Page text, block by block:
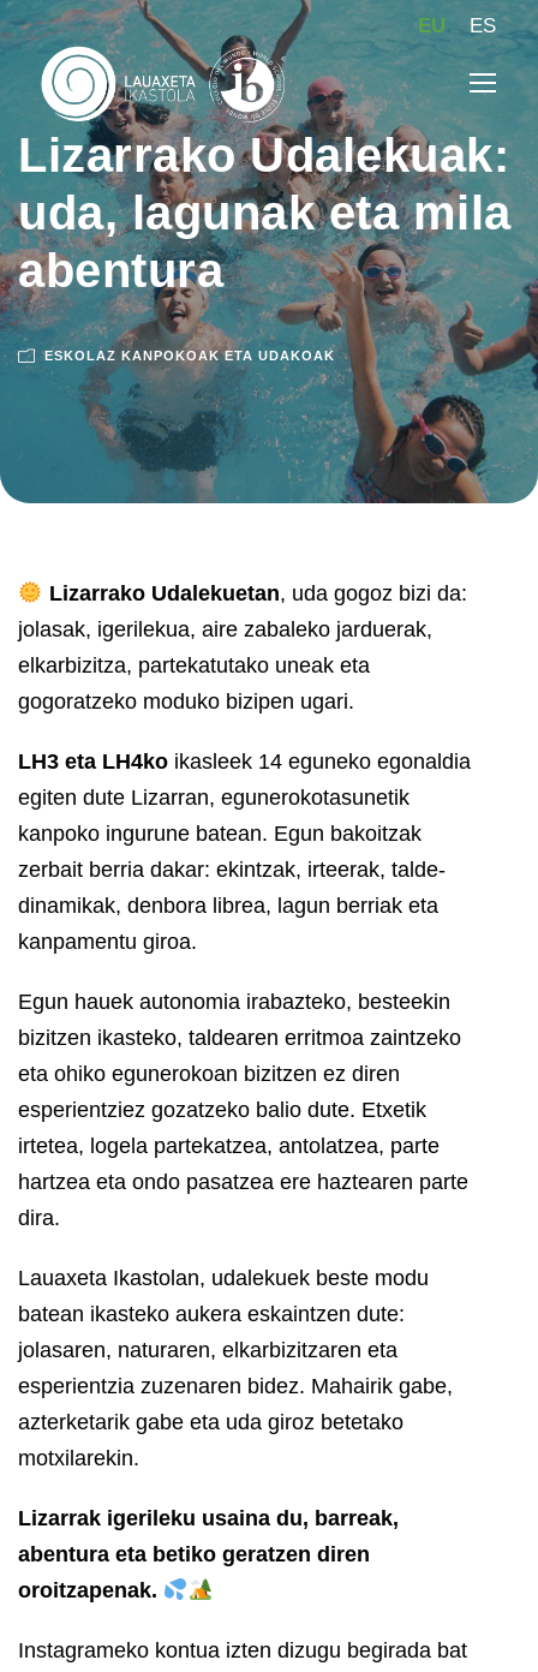
EU ES
Lizarrako Udalekuak:
uda, lagunak eta mila
abentura
ESKOLAZ KANPOKOAK ETA UDAKOAK
Lizarrako Udalekuetan, uda gogoz bizi da:
jolasak, igerilekua, aire zabaleko jarduerak,
elkarbizitza, partekatutako uneak eta
gogoratzeko moduko bizipen ugari.
LH3 eta LH4ko ikasleek 14 eguneko egonaldia
egiten dute Lizarran, egunerokotasunetik
kanpoko ingurune batean. Egun bakoitzak
zerbait berria dakar: ekintzak, irteerak, talde-
dinamikak, denbora librea, lagun berriak eta
kanpamentu giroa.
Egun hauek autonomia irabazteko, besteekin
bizitzen ikasteko, taldearen erritmoa zaintzeko
eta ohiko egunerokoan bizitzen ez diren
esperientziez gozatzeko balio dute. Etxetik
irtetea, logela partekatzea, antolatzea, parte
hartzea eta ondo pasatzea ere haztearen parte
dira.
Lauaxeta Ikastolan, udalekuek beste modu
batean ikasteko aukera eskaintzen dute:
jolasaren, naturaren, elkarbizitzaren eta
esperientzia zuzenaren bidez. Mahairik gabe,
azterketarik gabe eta uda giroz betetako
motxilarekin.
Lizarrak igerileku usaina du, barreak,
abentura eta betiko geratzen diren
oroitzapenak.
Instagrameko kontua izten dizugu begirada bat